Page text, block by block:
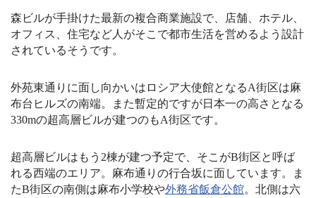
森ビルが手掛けた最新の複合商業施設で、店舗、ホテル、
オフィス、住宅など人がそこで都市生活を営めるよう設計
されているそうです。
外苑東通りに面し向かいはロシア大使館となるA街区は麻
布台ヒルズの南端。また暫定的ですが日本一の高さとなる
330mの超高層ビルが建つのもA街区です。
超高層ビルはもう2棟が建つ予定で、そこがB街区と呼ば
れる西端のエリア。麻布通りの行合坂に面しています。ま
たB街区の南側は麻布小学校や外務省飯倉公館。北側は六